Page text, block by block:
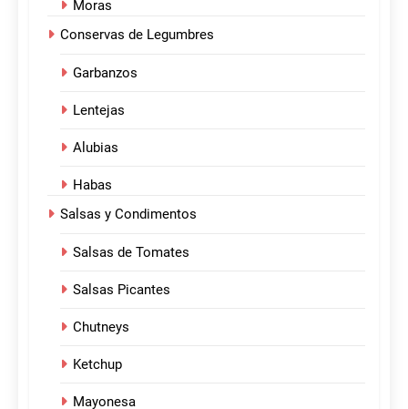
Moras
Conservas de Legumbres
Garbanzos
Lentejas
Alubias
Habas
Salsas y Condimentos
Salsas de Tomates
Salsas Picantes
Chutneys
Ketchup
Mayonesa